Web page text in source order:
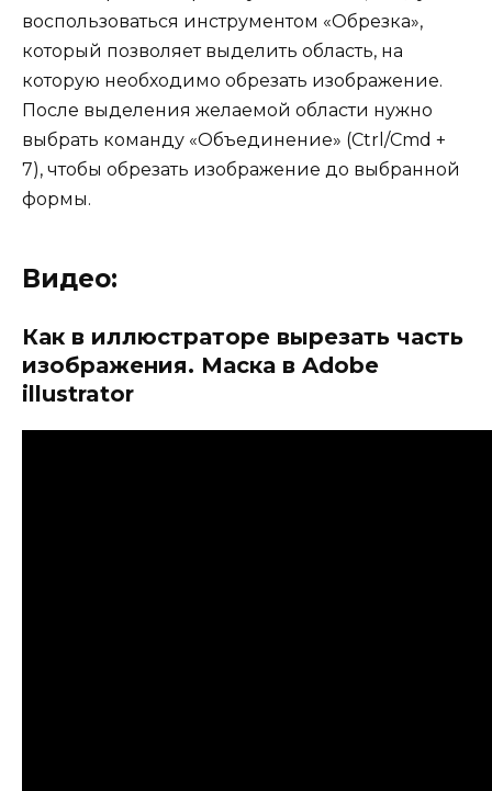
воспользоваться инструментом «Обрезка»,
который позволяет выделить область, на
которую необходимо обрезать изображение.
После выделения желаемой области нужно
выбрать команду «Объединение» (Ctrl/Cmd +
7), чтобы обрезать изображение до выбранной
формы.
Видео:
Как в иллюстраторе вырезать часть
изображения. Маска в Adobe
illustrator